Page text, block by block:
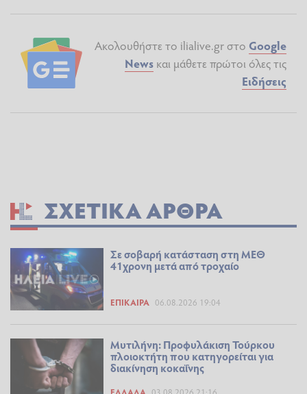
Ακολουθήστε το ilialive.gr στο Google
News και μάθετε πρώτοι όλες τις
Ειδήσεις
ΣΧΕΤΙΚΆ ΆΡΘΡΑ
Σε σοβαρή κατάσταση στη ΜΕΘ
41χρονη μετά από τροχαίο
ΕΠΊΚΑΙΡΑ 06.08.2026 19:04
Μυτιλήνη: Προφυλάκιση Τούρκου
πλοιοκτήτη που κατηγορείται για
διακίνηση κοκαΐνης